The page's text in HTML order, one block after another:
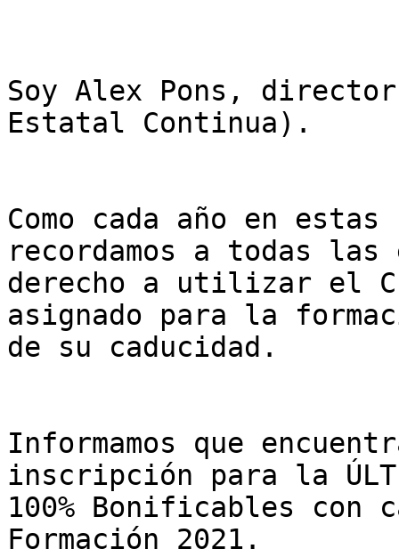
Soy Alex Pons, director
Estatal Continua).
Como cada año en estas
recordamos a todas las
derecho a utilizar el
asignado para la
de su caducidad.
Informamos que
inscripción para la
100% Bonificables con
Formación 2021.